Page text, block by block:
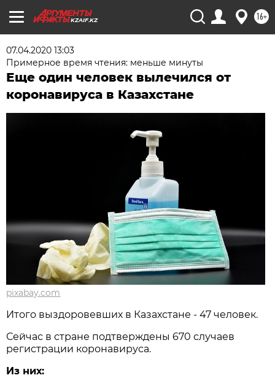
KZAIF.KZ 16+
07.04.2020 13:03
Примерное время чтения: меньше минуты
Еще один человек вылечился от
коронавируса в Казахстане
pixabay.com
Итого выздоровевших в Казахстане - 47 человек.
Сейчас в стране подтверждены 670 случаев
регистрации коронавируса.
Из них: